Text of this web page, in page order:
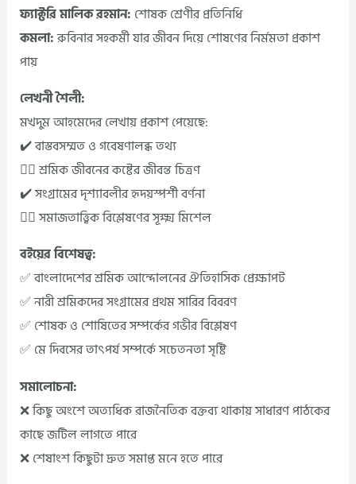
ফ্যাক্টরি মালিক রহমান: শোষক শ্রেণীর প্রতিনিধি
কমলা:রুবিনার সহকর্মী যার জীবন দিয়ে শোষণের নির্মমতা প্রকাশ
পায়
লেখনী শৈলী:
মখদুম আহমেদের লেখায় প্রকাশ পেয়েছে:
✔️ বাস্তবসম্মত ও গবেষণালব্ধ তথ্য
✔ী শ্রমিক জীবনের কষ্টের জীবন্ত চিত্রণ
✔️ সংগ্রামের দৃশ্যাবলীর হৃদয়স্পর্শী বর্ণনা
✔ী সমাজতাত্ত্বিক বিশ্লেষণের সূক্ষ্ম মিশেল
বইয়ের বিশেষত্ব:
✅ বাংলাদেশের শ্রমিক আন্দোলনের ঐতিহাসিক প্রেক্ষাপট
✅ নারী শ্রমিকদের সংগ্রামের প্রথম সারির বিবরণ
✅ শোষক ও শোষিতের সম্পর্কের গভীর বিশ্লেষণ
✅ মে দিবসের তাৎপর্য সম্পর্কে সচেতনতা সৃষ্টি
সমালোচনা:
❌ কিছু অংশে অত্যধিক রাজনৈতিক বক্তব্য থাকায় সাধারণ পাঠকের
কাছে জটিল লাগতে পারে
❌ শেষাংশ কিছুটা দ্রুত সমাপ্ত মনে হতে পারে